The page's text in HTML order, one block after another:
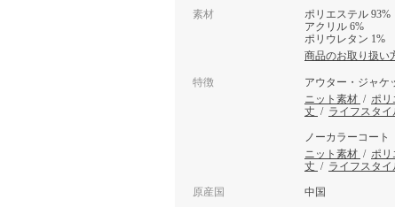
素材
ポリエステル 93%
アクリル 6%
ポリウレタン 1%
商品のお取り扱い
特徴
アウター・ジャケ
ニット素材 / ポ
丈 / ライフスタイ
ノーカラーコート
ニット素材 / ポ
丈 / ライフスタイ
原産国 中国